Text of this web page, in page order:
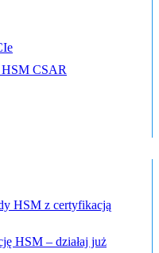
HSM CSAR
HSM z certyfikacją
HSM – działaj już